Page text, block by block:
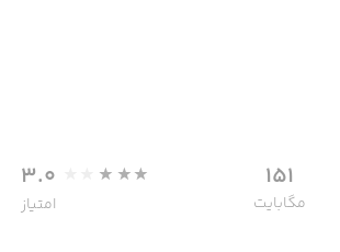
151
مگابایت
3.0
امتیاز